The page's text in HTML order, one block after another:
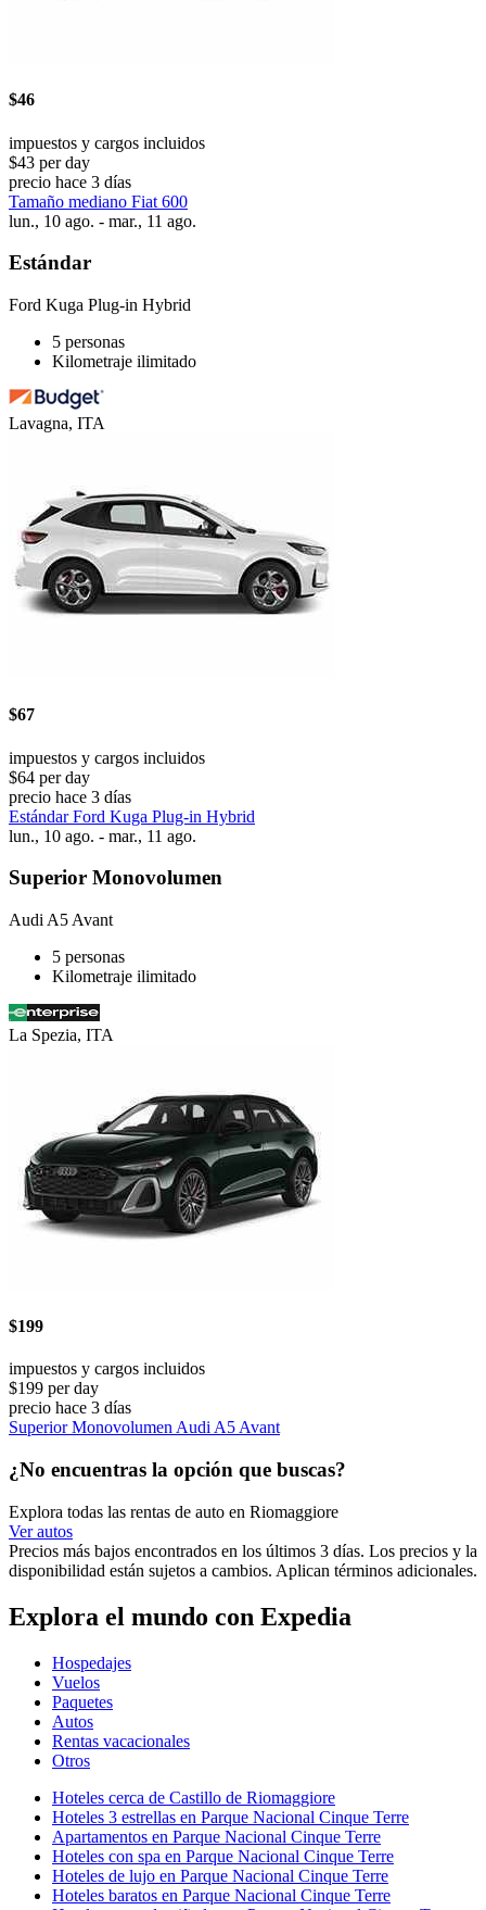
$46
impuestos y cargos incluidos
$43 per day
precio hace 3 días
Tamaño mediano Fiat 600
lun., 10 ago. - mar., 11 ago.
Estándar
Ford Kuga Plug-in Hybrid
5 personas
Kilometraje ilimitado
Lavagna, ITA
$67
impuestos y cargos incluidos
$64 per day
precio hace 3 días
Estándar Ford Kuga Plug-in Hybrid
lun., 10 ago. - mar., 11 ago.
Superior Monovolumen
Audi A5 Avant
5 personas
Kilometraje ilimitado
La Spezia, ITA
$199
impuestos y cargos incluidos
$199 per day
precio hace 3 días
Superior Monovolumen Audi A5 Avant
¿No encuentras la opción que buscas?
Explora todas las rentas de auto en Riomaggiore
Ver autos
Precios más bajos encontrados en los últimos 3 días. Los precios y la
disponibilidad están sujetos a cambios. Aplican términos adicionales.
Explora el mundo con Expedia
Hospedajes
Vuelos
Paquetes
Autos
Rentas vacacionales
Otros
Hoteles cerca de Castillo de Riomaggiore
Hoteles 3 estrellas en Parque Nacional Cinque Terre
Apartamentos en Parque Nacional Cinque Terre
Hoteles con spa en Parque Nacional Cinque Terre
Hoteles de lujo en Parque Nacional Cinque Terre
Hoteles baratos en Parque Nacional Cinque Terre